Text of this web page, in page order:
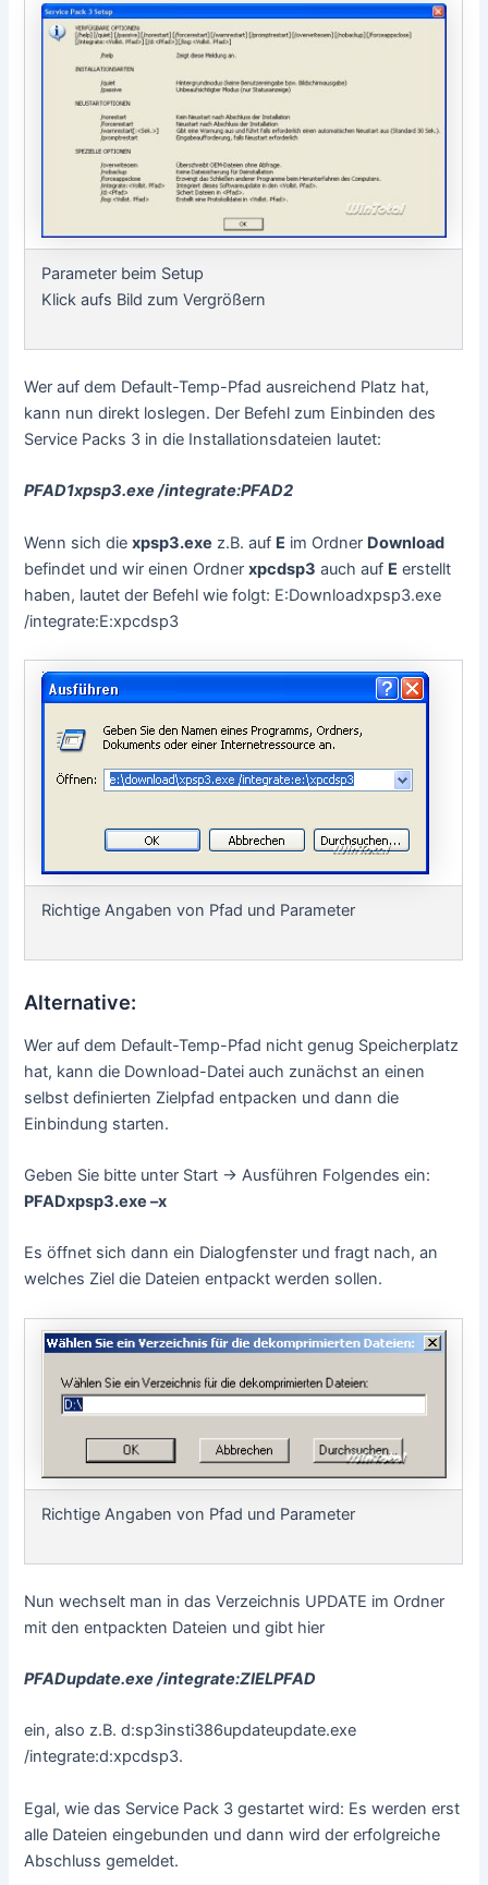
Parameter beim Setup
Klick aufs Bild zum Vergrößern
Wer auf dem Default-Temp-Pfad ausreichend Platz hat,
kann nun direkt loslegen. Der Befehl zum Einbinden des
Service Packs 3 in die Installationsdateien lautet:
PFAD1xpsp3.exe /integrate:PFAD2
Wenn sich diexpsp3.exe z.B. auf E im Ordner Download
befindet und wir einen Ordnerxpcdsp3 auch auf E erstellt
haben, lautet der Befehl wie folgt: E:Downloadxpsp3.exe
/integrate:E:xpcdsp3
Richtige Angaben von Pfad und Parameter
Alternative:
Wer auf dem Default-Temp-Pfad nicht genug Speicherplatz
hat, kann die Download-Datei auch zunächst an einen
selbst definierten Zielpfad entpacken und dann die
Einbindung starten.
Geben Sie bitte unter Start -> Ausführen Folgendes ein:
PFADxpsp3.exe –x
Es öffnet sich dann ein Dialogfenster und fragt nach, an
welches Ziel die Dateien entpackt werden sollen.
Richtige Angaben von Pfad und Parameter
Nun wechselt man in das Verzeichnis UPDATE im Ordner
mit den entpackten Dateien und gibt hier
PFADupdate.exe /integrate:ZIELPFAD
ein, also z.B. d:sp3insti386updateupdate.exe
/integrate:d:xpcdsp3.
Egal, wie das Service Pack 3 gestartet wird: Es werden erst
alle Dateien eingebunden und dann wird der erfolgreiche
Abschluss gemeldet.